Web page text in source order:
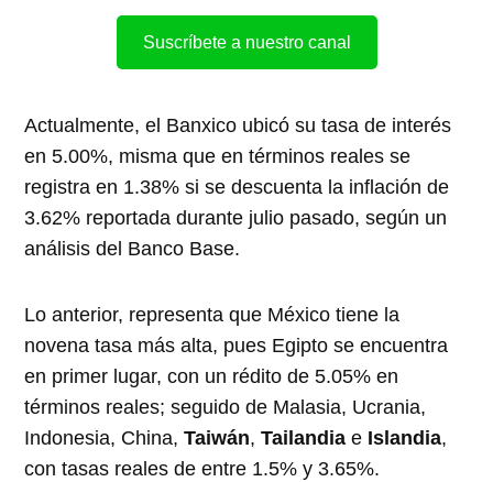
Suscríbete a nuestro canal
Actualmente, el Banxico ubicó su tasa de interés
en 5.00%, misma que en términos reales se
registra en 1.38% si se descuenta la inflación de
3.62% reportada durante julio pasado, según un
análisis del Banco Base.
Lo anterior, representa que México tiene la
novena tasa más alta, pues Egipto se encuentra
en primer lugar, con un rédito de 5.05% en
términos reales; seguido de Malasia, Ucrania,
Indonesia, China,Taiwán,Tailandia e Islandia,
con tasas reales de entre 1.5% y 3.65%.